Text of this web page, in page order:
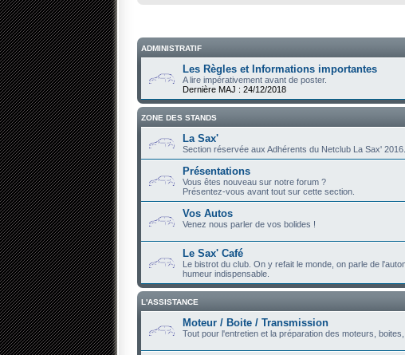
ADMINISTRATIF
Les Règles et Informations importantes
A lire impérativement avant de poster.
Dernière MAJ : 24/12/2018
ZONE DES STANDS
La Sax'
Section réservée aux Adhérents du Netclub La Sax' 2016.
Présentations
Vous êtes nouveau sur notre forum ?
Présentez-vous avant tout sur cette section.
Vos Autos
Venez nous parler de vos bolides !
Le Sax' Café
Le bistrot du club. On y refait le monde, on parle de
humeur indispensable.
L'ASSISTANCE
Moteur / Boite / Transmission
Tout pour l'entretien et la préparation des moteurs, boites,